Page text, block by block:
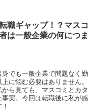
職ギャップ！？マスコ
は一般企業の何につま
でも一般企業で問題なく勤
に悩む必要はありません。
ら見ても、マスコミとカタ
実。今回は転職後に私が感